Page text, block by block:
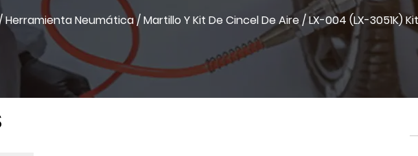
Herramienta Neumática/Martillo Y Kit De Cincel De Aire/LX-004 (LX-3051K)